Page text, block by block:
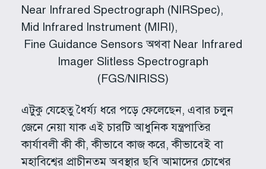
Near Infrared Spectrograph (NIRSpec),
Mid Infrared Instrument (MIRI),
Fine Guidance Sensors অথবা Near Infrared
Imager Slitless Spectrograph
(FGS/NIRISS)
এটুকু যেহেতু ধৈর্য্য ধরে পড়ে ফেলেছেন, এবার চলুন
জেনে নেয়া যাক এই চারটি আধুনিক যন্ত্রপাতির
কার্যাবলী কী কী, কীভাবে কাজ করে, কীভাবেই বা
মহাবিশ্বের প্রাচীনতম অবস্থার ছবি আমাদের চোখের